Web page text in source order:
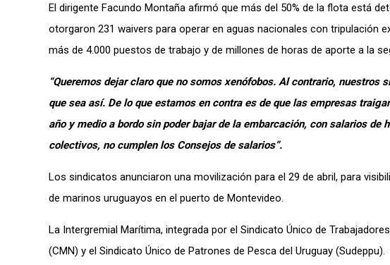
El dirigente Facundo Montaña afirmó que más del 50% de la flota está
otorgaron 231 waivers para operar en aguas nacionales con tripulación
más de 4.000 puestos de trabajo y de millones de horas de aporte a la
“Queremos dejar claro que no somos xenófobos. Al contrario,
que sea así. De lo que estamos en contra es de que las empresas
año y medio a bordo sin poder bajar de la embarcación, con salarios
colectivos, no cumplen los Consejos de salarios”.
Los sindicatos anunciaron una movilización para el 29 de abril, para
de marinos uruguayos en el puerto de Montevideo.
La Intergremial Marítima, integrada por el Sindicato Único de
(CMN) y el Sindicato Único de Patrones de Pesca del Uruguay (Sudeppu).